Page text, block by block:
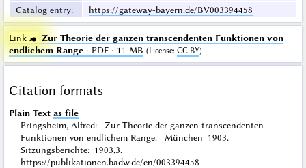
Catalog entry: https://gateway-bayern.de/BV003394458
Link ☛ Zur Theorie der ganzen transcendenten Funktionen von
endlichem Range· PDF · 11 MB (License: CC BY)
Citation formats
Plain Text as file
Pringsheim, Alfred: Zur Theorie der ganzen transcendenten
Funktionen von endlichem Range. München 1903.
Sitzungsberichte: 1903,3.
https://publikationen.badw.de/en/003394458